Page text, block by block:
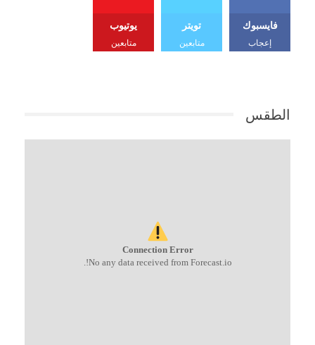
فايسبوك
إعجاب
تويتر
متابعين
يوتيوب
متابعين
الطقس
Connection Error
No any data received from Forecast.io!.